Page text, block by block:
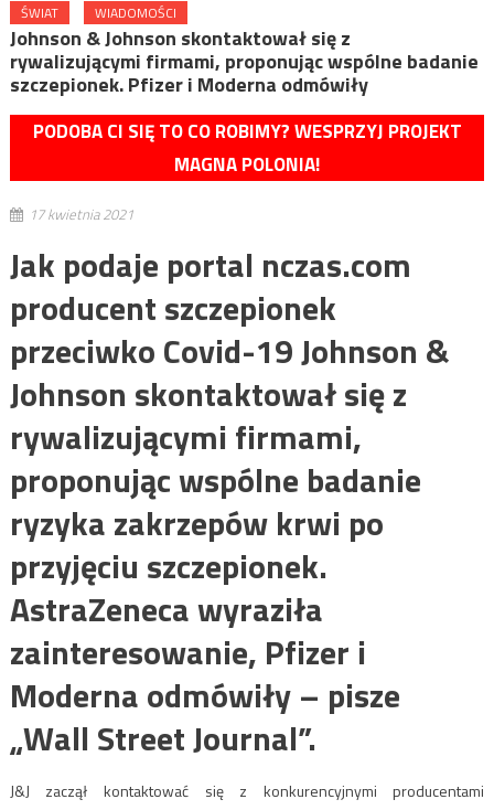
ŚWIAT WIADOMOŚCI
Johnson & Johnson skontaktował się z
rywalizującymi firmami, proponując wspólne badanie
szczepionek. Pfizer i Moderna odmówiły
PODOBA CI SIĘ TO CO ROBIMY? WESPRZYJ PROJEKT
MAGNA POLONIA!
17 kwietnia 2021
Jak podaje portal nczas.com
producent szczepionek
przeciwko Covid-19 Johnson &
Johnson skontaktował się z
rywalizującymi firmami,
proponując wspólne badanie
ryzyka zakrzepów krwi po
przyjęciu szczepionek.
AstraZeneca wyraziła
zainteresowanie, Pfizer i
Moderna odmówiły – pisze
„Wall Street Journal”.
J&J zaczął kontaktować się z konkurencyjnymi producentami